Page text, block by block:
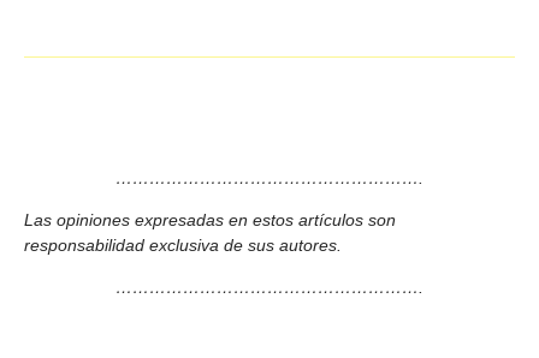
……………………………………………….
Las opiniones expresadas en estos artículos son
responsabilidad exclusiva de sus autores.
……………………………………………….